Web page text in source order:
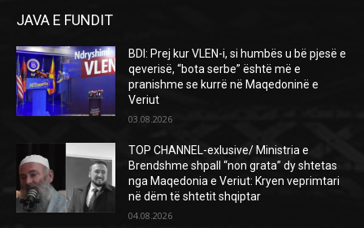
JAVA E FUNDIT
BDI: Prej kur VLEN-i, si humbës u bë pjesë e
qeverisë, “bota serbe” është më e
pranishme se kurrë në Maqedoninë e
Veriut
03.08.2026
TOP CHANNEL-exlusive/ Ministria e
Brendshme shpall “non grata” dy shtetas
nga Maqedonia e Veriut: Kryen veprimtari
në dëm të shtetit shqiptar
04.08.2026